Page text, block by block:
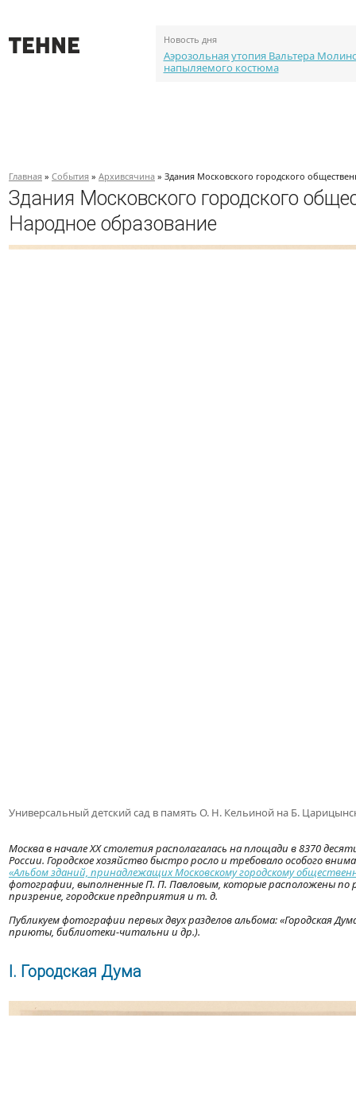
Новость дня
Аэрозольная утопия Вальтера
напыляемого костюма
Главная » События » Архивсячина » Здания Московского городского
Здания Московского городского
Народное образование
Универсальный детский сад в память О. Н. Кельиной на Б.
Москва в начале XX столетия располагалась на площади в 8370
России. Городское хозяйство быстро росло и требовало особого
«Альбом зданий, принадлежащих Московскому городскому
фотографии, выполненные П. П. Павловым, которые расположены по
призрение, городские предприятия и т. д.
Публикуем фотографии первых двух разделов альбома: «Городская
приюты, библиотеки-читальни и др.).
І. Городская Дума